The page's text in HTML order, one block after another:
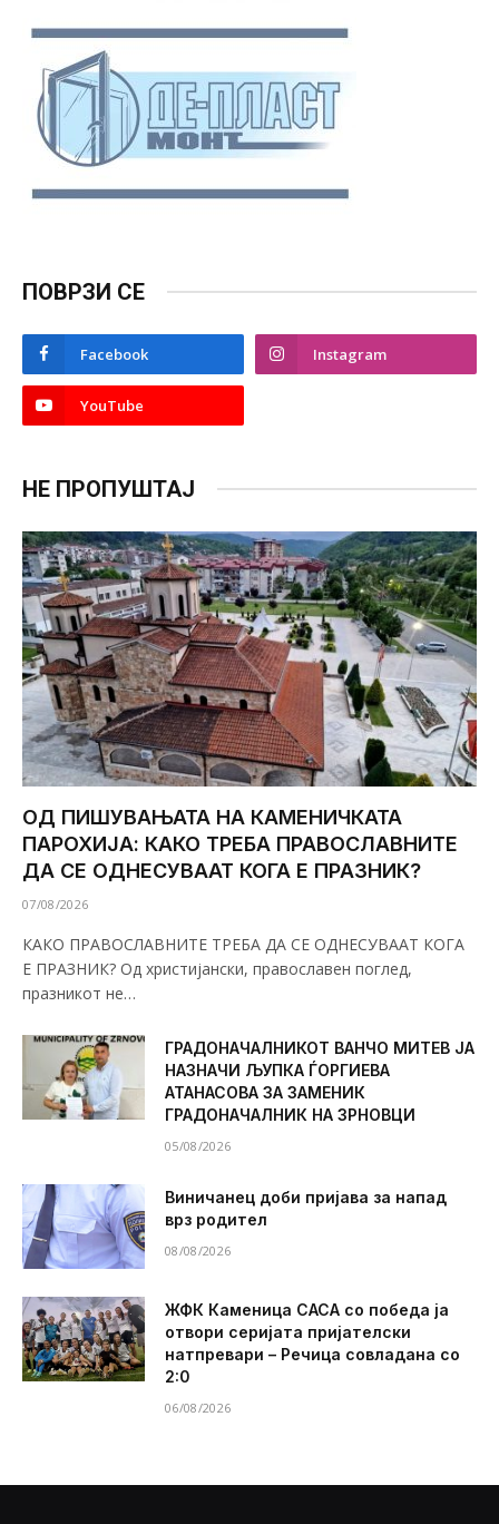
ПОВРЗИ СЕ
Facebook Instagram
YouTube
НЕ ПРОПУШТАЈ
ОД ПИШУВАЊАТА НА КАМЕНИЧКАТА
ПАРОХИЈА: КАКО ТРЕБА ПРАВОСЛАВНИТЕ
ДА СЕ ОДНЕСУВААТ КОГА Е ПРАЗНИК?
07/08/2026
КАКО ПРАВОСЛАВНИТЕ ТРЕБА ДА СЕ ОДНЕСУВААТ КОГА
Е ПРАЗНИК? Од христијански, православен поглед,
празникот не…
ГРАДОНАЧАЛНИКОТ ВАНЧО МИТЕВ ЈА
НАЗНАЧИ ЉУПКА ЃОРГИЕВА
АТАНАСОВА ЗА ЗАМЕНИК
ГРАДОНАЧАЛНИК НА ЗРНОВЦИ
05/08/2026
Виничанец доби пријава за напад
врз родител
08/08/2026
ЖФК Каменица САСА со победа ја
отвори серијата пријателски
натпревари – Речица совладана со
2:0
06/08/2026